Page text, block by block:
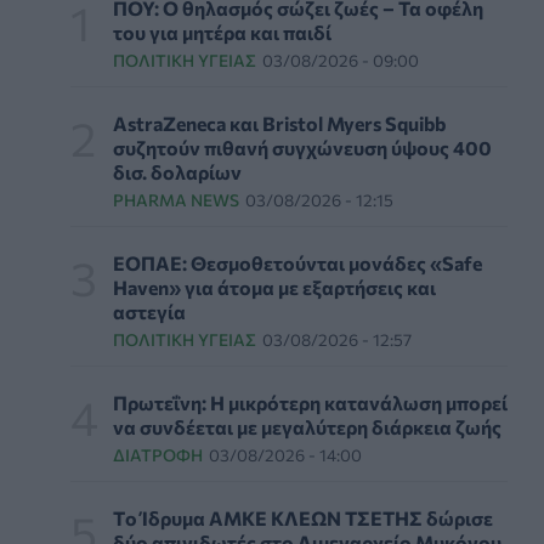
DIGITAL HEALTH 05/08/2026 - 15:00
υγεία
ΟΜΟΡΦΙΆ 05/08/2026 - 14:00
κολοσσούς
PHARMA POLICY 05/08/2026 - 13:00
ΥΓΕΊΑ 05/08/2026 - 12:00
όγκο
ΠΟΥ: Ο θηλασμός σώζει ζωές – Τα οφέλη
του για μητέρα και παιδί
ΠΟΛΙΤΙΚΉ ΥΓΕΊΑΣ 03/08/2026 - 09:00
AstraZeneca και Bristol Myers Squibb
συζητούν πιθανή συγχώνευση ύψους 400
δισ. δολαρίων
PHARMA NEWS 03/08/2026 - 12:15
ΕΟΠΑΕ: Θεσμοθετούνται μονάδες «Safe
Haven» για άτομα με εξαρτήσεις και
αστεγία
ΠΟΛΙΤΙΚΉ ΥΓΕΊΑΣ 03/08/2026 - 12:57
Πρωτεΐνη: Η μικρότερη κατανάλωση μπορεί
να συνδέεται με μεγαλύτερη διάρκεια ζωής
ΔΙΑΤΡΟΦΉ 03/08/2026 - 14:00
Tο Ίδρυμα ΑΜΚΕ ΚΛΕΩΝ ΤΣΕΤΗΣ δώρισε